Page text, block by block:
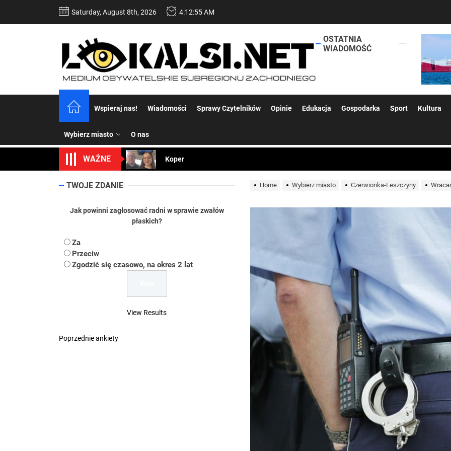
Saturday, August 8th, 2026 4:12:56 AM
lokalsi.net
OSTATNIA
WIADOMOŚĆ
Wspieraj nas! Wiadomości Sprawy Czytelników Opinie Edukacja Gospodarka Sport Kultura
Wybierz miasto O nas
WAŻNE
Koper – część 2.
Uwaga Dębieńsko – woda nieprzydatna do spożycia!!!
Uwaga Dębieńsko – woda nieprzydatna do spożycia!!!
Ilu mieszkańców ma Rybnik?
Dość komentowania kolejnych afer w ochronie zdrowia — czas zacząć mówić o
Home Wybierz miasto Czerwionka-Leszczyny
TWOJE ZDANIE
Jak powinni zagłosować radni w sprawie zwałów
płaskich?
Za
Przeciw
Zgodzić się czasowo, na okres 2 lat
View Results
Poprzednie ankiety